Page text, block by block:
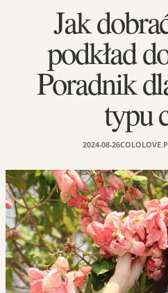
Jak
podkład
Poradnik
typu
2024-08-26